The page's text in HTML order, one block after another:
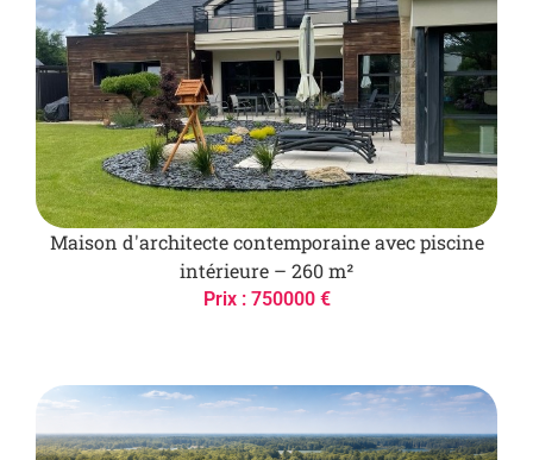
Maison d'architecte contemporaine avec piscine
intérieure – 260 m²
Prix : 750000 €